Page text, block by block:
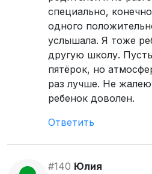
специально,
одного
услышала. Я тоже
другую школу.
пятёрок, но
раз лучше. Не
ребенок доволен.
Ответить
#140 Юлия